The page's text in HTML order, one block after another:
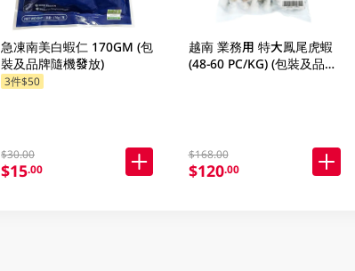
急凍南美白蝦仁 170GM (包
裝及品牌隨機發放)
3件$50
$30.00
$15.00
越南 業務用 特大鳳尾虎蝦
(48-60 PC/KG) (包裝及品牌
$168.00
$120.00